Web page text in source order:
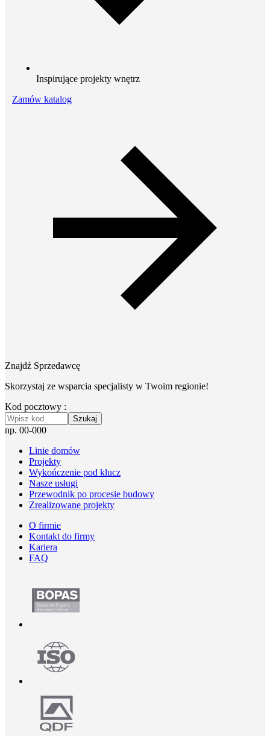
Inspirujące projekty wnętrz
Zamów katalog
Znajdź Sprzedawcę
Skorzystaj ze wsparcia specjalisty w Twoim regionie!
Kod pocztowy :
Szukaj
np. 00-000
Linie domów
Projekty
Wykończenie pod klucz
Nasze usługi
Przewodnik po procesie budowy
Zrealizowane projekty
O firmie
Kontakt do firmy
Kariera
FAQ